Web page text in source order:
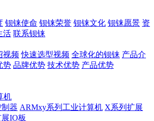
钡铼使命 钡铼荣誉 钡铼文化 钡铼愿景 资
活 联系钡铼
视频 快速选型视频 全球化的钡铼 产品介
势 品牌优势 技术优势 产品优势
机
器 ARMxy系列工业计算机 X系列扩展
IO板